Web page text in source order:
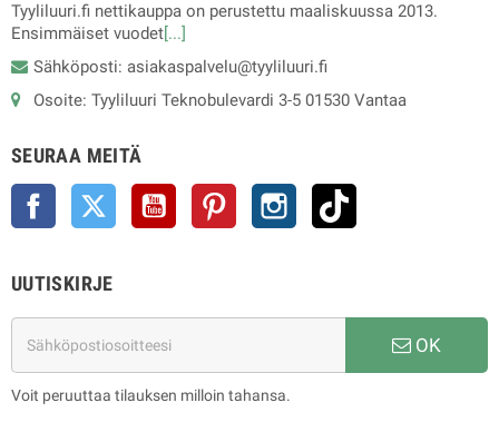
Tyyliluuri.fi nettikauppa on perustettu maaliskuussa 2013.
Ensimmäiset vuodet [...]
Sähköposti: asiakaspalvelu@tyyliluuri.fi
Osoite: Tyyliluuri Teknobulevardi 3-5 01530 Vantaa
SEURAA MEITÄ
Facebook Twitter YouTube Pinterest Instagram
UUTISKIRJE
OK
Voit peruuttaa tilauksen milloin tahansa.